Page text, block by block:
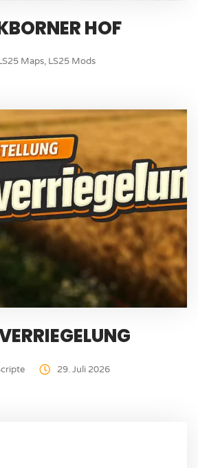
HOF
Maps, LS25 Mods
29. Juli 2026